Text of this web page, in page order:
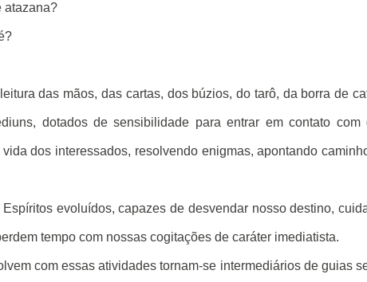
atazana?
das mãos, das cartas, dos búzios, do tarô, da borra de
dotados de sensibilidade para entrar em contato com
dos interessados, resolvendo enigmas, apontando
evoluídos, capazes de desvendar nosso destino,
tempo com nossas cogitações de caráter imediatista.
com essas atividades tornam-se intermediários de guias